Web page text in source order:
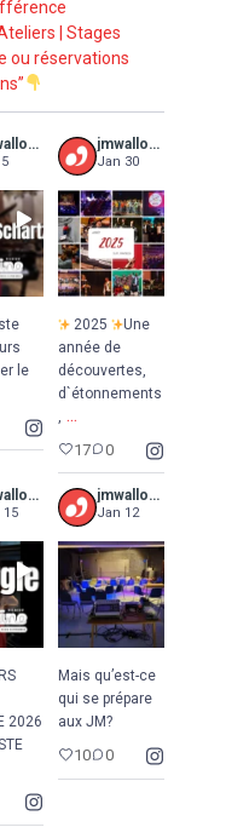
| Stages
ou réservations
jmwalloniebruxelles
le
jmwalloniebruxelles
Jan 30
2025
Une
année de
découvertes,
d`étonnements
, ...
17 0
jmwalloniebruxelles
15
2026
jmwalloniebruxelles
Jan 12
Mais qu’est-ce
qui se prépare
aux JM?
10 0